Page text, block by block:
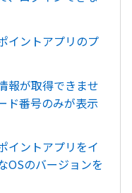
イントアプリのプ
報が取得できませ
ド番号のみが表示
イントアプリをイ
OSのバージョンを